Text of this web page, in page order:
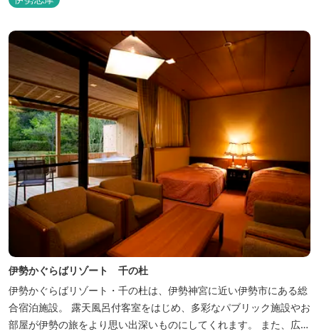
伊勢かぐらばリゾート 千の杜
伊勢かぐらばリゾート・千の杜は、伊勢神宮に近い伊勢市にある総
合宿泊施設。 露天風呂付客室をはじめ、多彩なパブリック施設やお
部屋が伊勢の旅をより思い出深いものにしてくれます。 また、広大